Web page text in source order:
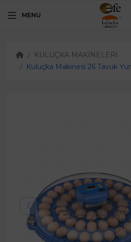
MENU
KULUÇKA MAKİNELERİ
Kuluçka Makinesi 26 Tavuk